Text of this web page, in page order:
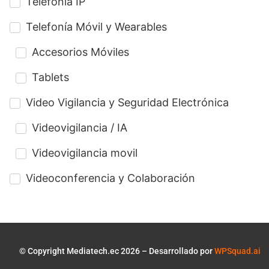
Telefonía Móvil y Wearables
Accesorios Móviles
Tablets
Video Vigilancia y Seguridad Electrónica
Videovigilancia / IA
Videovigilancia movil
Videoconferencia y Colaboración
© Copyright Mediatech.ec 2026 – Desarrollado porWPSquad.ai